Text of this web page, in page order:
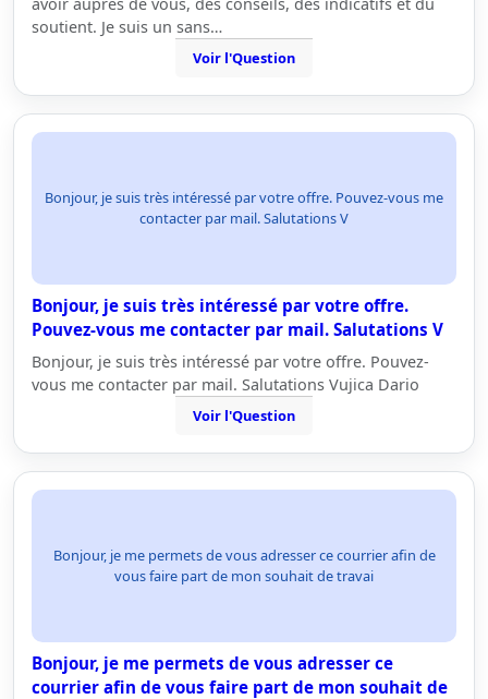
soutient. Je suis un sans…
Voir l'Question
Bonjour, je suis très intéressé par votre offre. Pouvez-vous me
contacter par mail. Salutations V
Bonjour, je suis très intéressé par votre offre.
Pouvez-vous me contacter par mail. Salutations V
Bonjour, je suis très intéressé par votre offre. Pouvez-
vous me contacter par mail. Salutations Vujica Dario
Voir l'Question
Bonjour, je me permets de vous adresser ce courrier afin de
vous faire part de mon souhait de travai
Bonjour, je me permets de vous adresser ce
courrier afin de vous faire part de mon souhait de